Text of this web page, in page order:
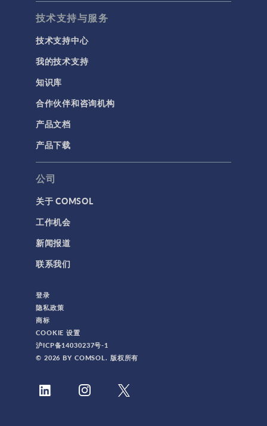
技术支持与服务
技术支持中心
我的技术支持
知识库
合作伙伴和咨询机构
产品文档
产品下载
公司
关于 COMSOL
工作机会
新闻报道
联系我们
登录
隐私政策
商标
COOKIE 设置
沪ICP备14030237号-1
© 2026 BY COMSOL. 版权所有